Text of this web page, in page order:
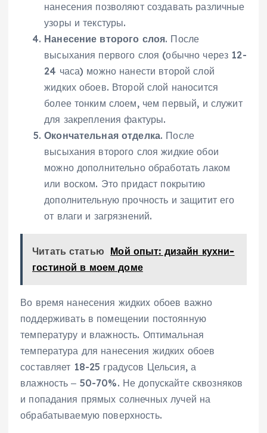
нанесения позволяют создавать различные
узоры и текстуры.
Нанесение второго слоя. После
высыхания первого слоя (обычно через 12-
24 часа) можно нанести второй слой
жидких обоев. Второй слой наносится
более тонким слоем, чем первый, и служит
для закрепления фактуры.
Окончательная отделка. После
высыхания второго слоя жидкие обои
можно дополнительно обработать лаком
или воском. Это придаст покрытию
дополнительную прочность и защитит его
от влаги и загрязнений.
Читать статью Мой опыт: дизайн кухни-
гостиной в моем доме
Во время нанесения жидких обоев важно
поддерживать в помещении постоянную
температуру и влажность. Оптимальная
температура для нанесения жидких обоев
составляет 18-25 градусов Цельсия, а
влажность ‒ 50-70%. Не допускайте сквозняков
и попадания прямых солнечных лучей на
обрабатываемую поверхность.